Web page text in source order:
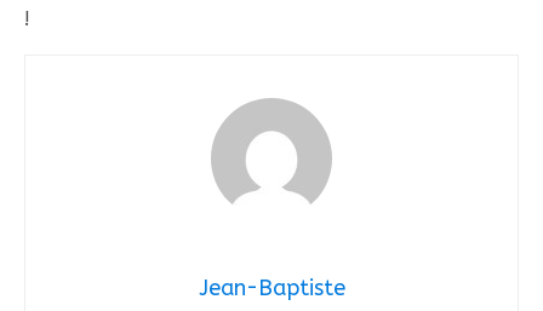
!
Jean-Baptiste